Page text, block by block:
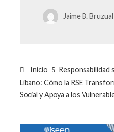
Jaime B. Bruzual
Inicio
Responsabilidad
Líbano: Cómo la RSE
Social y Apoya a los